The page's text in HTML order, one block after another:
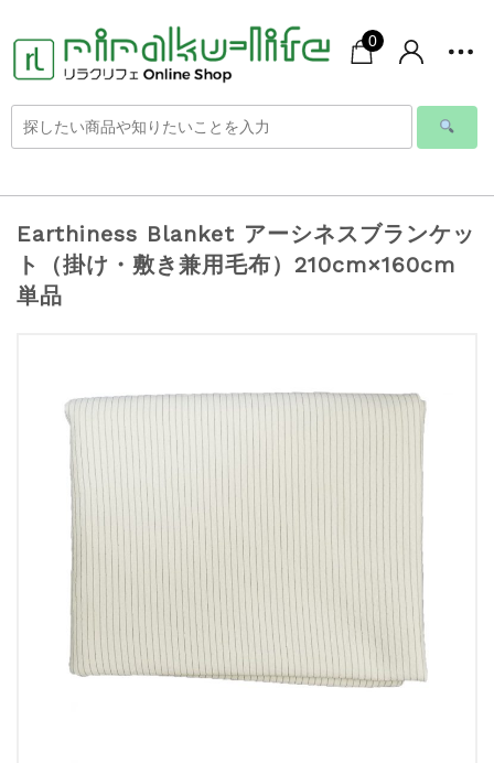
0
Earthiness Blanket アーシネスブランケッ
ト（掛け・敷き兼用毛布）210cm×160cm
単品